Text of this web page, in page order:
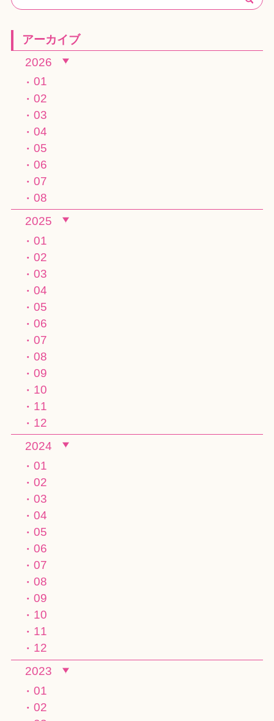
アーカイブ
2026
01
02
03
04
05
06
07
08
2025
01
02
03
04
05
06
07
08
09
10
11
12
2024
01
02
03
04
05
06
07
08
09
10
11
12
2023
01
02